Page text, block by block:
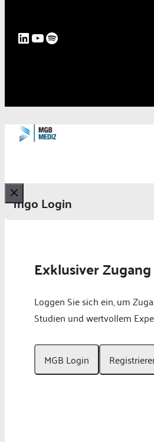
LinkedIn
YouTube
Spotify
mgo Login
Schließen
Exklusiver
Loggen Sie sich ein, um
Studien und wertvollem
MGB Login